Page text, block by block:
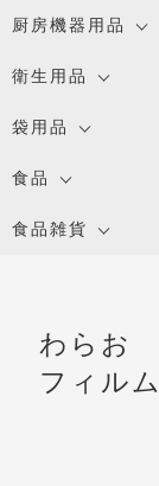
わらお
フィル
厨房機器用品
衛生用品
袋用品
食品
食品雑貨